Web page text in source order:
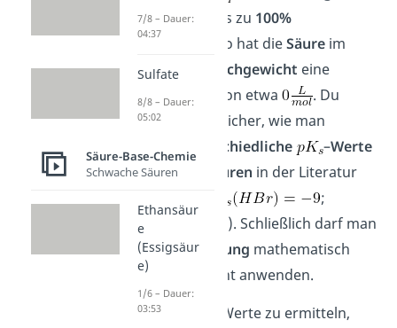
Lösungenbereits zu 100%
dissoziieren
. Also hat dieSäure im
chemischen Gleichgewicht eine
Konzentration
von etwa
. Du
fragst dich nun sicher, wie man
unterschiedliche –Werte
für derartige
Säuren in der Literatur
;
). Schließlich darf man
die obigeGleichung mathematisch
gesehen gar nicht anwenden.
Um solche
-Werte zu ermitteln,
7/8 – Dauer:
04:37
Sulfate
8/8 – Dauer:
05:02
Säure-Base-Chemie
Schwache Säuren
Ethansäur
e
(Essigsäur
e)
1/6 – Dauer:
03:53